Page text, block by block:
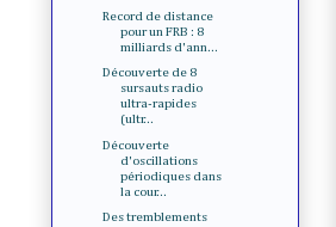
Record de distance
pour un FRB : 8
milliards d'ann...
Découverte de 8
sursauts radio
ultra-rapides
(ultr...
Découverte
d'oscillations
périodiques dans
la cour...
Des tremblements